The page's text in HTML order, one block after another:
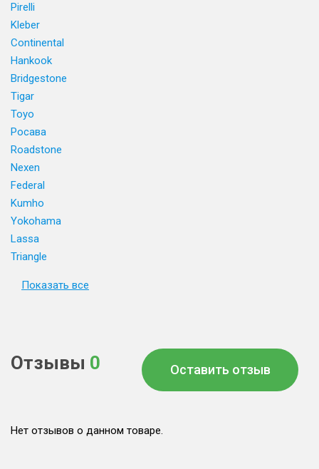
Pirelli
Kleber
Continental
Hankook
Bridgestone
Tigar
Toyo
Росава
Roadstone
Nexen
Federal
Kumho
Yokohama
Lassa
Triangle
Показать все
Отзывы 0 Оставить отзыв
Нет отзывов о данном товаре.